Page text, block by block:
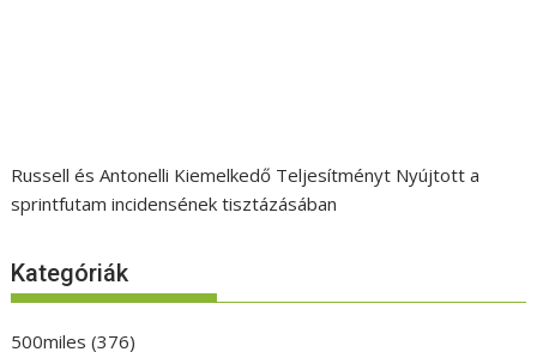
Russell és Antonelli Kiemelkedő Teljesítményt Nyújtott a
sprintfutam incidensének tisztázásában
Kategóriák
500miles (376)